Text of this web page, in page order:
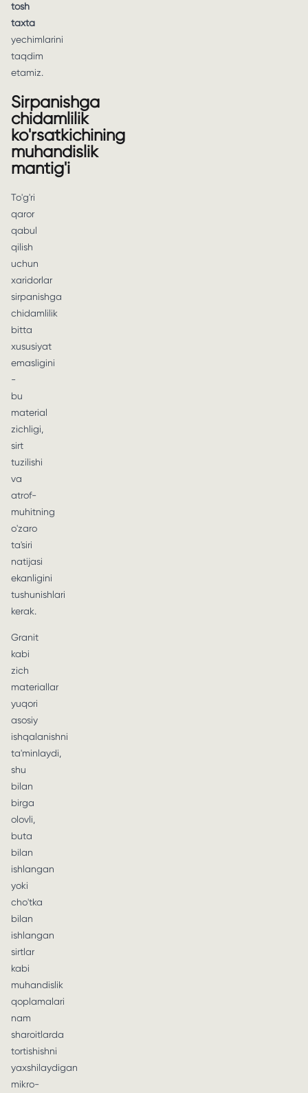
tosh
taxta
yechimlarini
taqdim
etamiz.
Sirpanishga
chidamlilik
ko'rsatkichining
muhandislik
mantig'i
To'g'ri
qaror
qabul
qilish
uchun
xaridorlar
sirpanishga
chidamlilik
bitta
xususiyat
emasligini
-
bu
material
zichligi,
sirt
tuzilishi
va
atrof-
muhitning
o'zaro
ta'siri
natijasi
ekanligini
tushunishlari
kerak.
Granit
kabi
zich
materiallar
yuqori
asosiy
ishqalanishni
ta'minlaydi,
shu
bilan
birga
olovli,
buta
bilan
ishlangan
yoki
cho'tka
bilan
ishlangan
sirtlar
kabi
muhandislik
qoplamalari
nam
sharoitlarda
tortishishni
yaxshilaydigan
mikro-